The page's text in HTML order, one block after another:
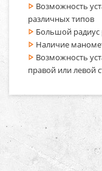
Возможность
различных типов
Большой радиус
Наличие
Возможность
правой или левой